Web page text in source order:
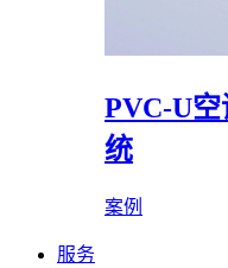
PVC-U
统
案例
服务